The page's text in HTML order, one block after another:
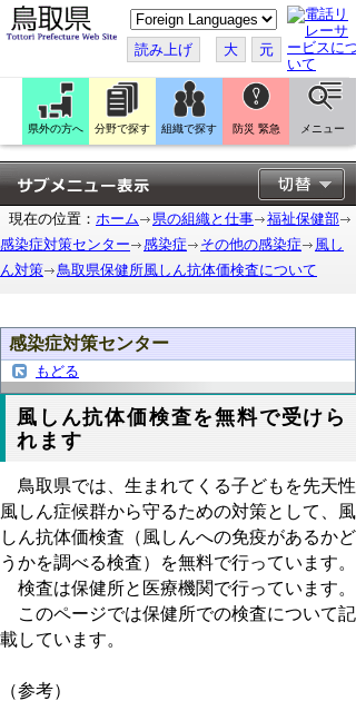
こ
の
ペ
ー
ジ
翻
訳
す
る
読み上げ 大 元
県外の方へ 分野で探す 組織で探す 防災 緊急 メニュー
現在の位置： ホーム 県の組織と仕事
福祉保健部
感染症対策センター
感染症 その他の感染症
風し
ん対策
鳥取県保健所風しん抗体価検査について
感染症対策センター
もどる
風しん抗体価検査を無料で受けら
れます
鳥取県では、生まれてくる子どもを先天性
風しん症候群から守るための対策として、風
しん抗体価検査（風しんへの免疫があるかど
うかを調べる検査）を無料で行っています。
検査は保健所と医療機関で行っています。
このページでは保健所での検査について記
載しています。
（参考）